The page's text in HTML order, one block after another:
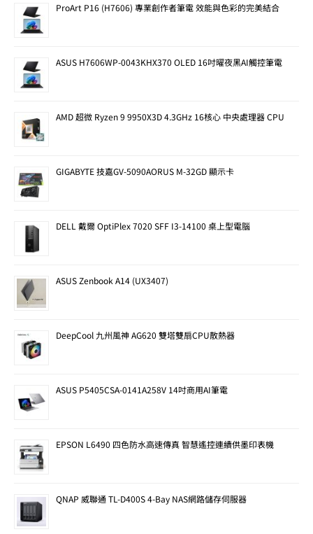
ProArt P16 (H7606) 專業創作者筆電 效能與色彩的完美結合
ASUS H7606WP-0043KHX370 OLED 16吋曜夜黑AI觸控筆電
AMD 超微 Ryzen 9 9950X3D 4.3GHz 16核心 中央處理器 CPU
GIGABYTE 技嘉GV-5090AORUS M-32GD 顯示卡
DELL 戴爾 OptiPlex 7020 SFF I3-14100 桌上型電腦
ASUS Zenbook A14 (UX3407)
DeepCool 九州風神 AG620 雙塔雙扇CPU散熱器
ASUS P5405CSA-0141A258V 14吋商用AI筆電
EPSON L6490 四色防水高速傳真 智慧遙控連續供墨印表機
QNAP 威聯通 TL-D400S 4-Bay NAS網路儲存伺服器